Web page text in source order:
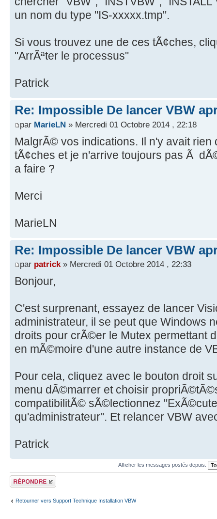
un nom du type "IS-xxxxx.tmp".
Si vous trouvez une de ces tÃ¢ches,
"ArrÃªter le processus"
Patrick
Re: Impossible De lancer VBW
par MarieLN » Mercredi 01 Octobre 2014 , 22:18
MalgrÃ© vos indications. Il n'y avait rien
tÃ¢ches et je n'arrive toujours pas Ã
a faire ?
Merci
MarieLN
Re: Impossible De lancer VBW
par patrick» Mercredi 01 Octobre 2014 , 22:33
Bonjour,
C'est surprenant, essayez de lancer
administrateur, il se peut que Windows
droits pour crÃ©er le Mutex permettant
en mÃ©moire d'une autre instance de
Pour cela, cliquez avec le bouton droit
menu dÃ©marrer et choisir
compatibilitÃ© sÃ©lectionnez
qu'administrateur". Et relancer VBW
Patrick
Afficher les messages postés depuis:
Répondre
Retourner vers Support Technique Installation VBW